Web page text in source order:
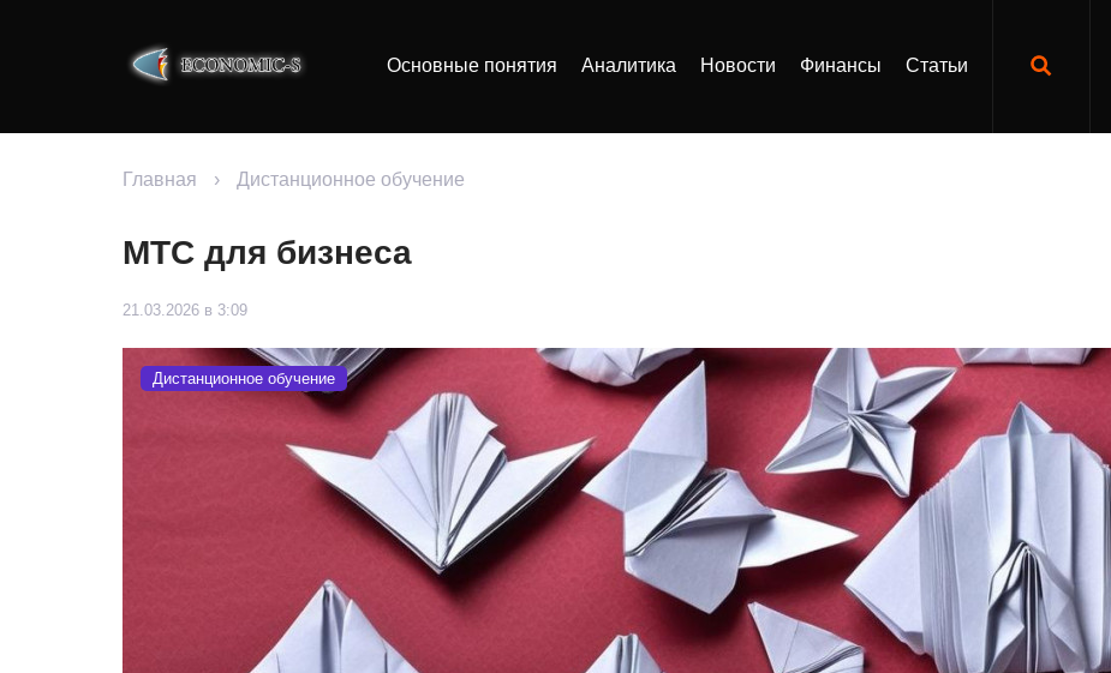
Основные понятия Аналитика Новости Финансы Статьи
Главная › Дистанционное обучение
МТС для бизнеса
21.03.2026 в 3:09
Дистанционное обучение